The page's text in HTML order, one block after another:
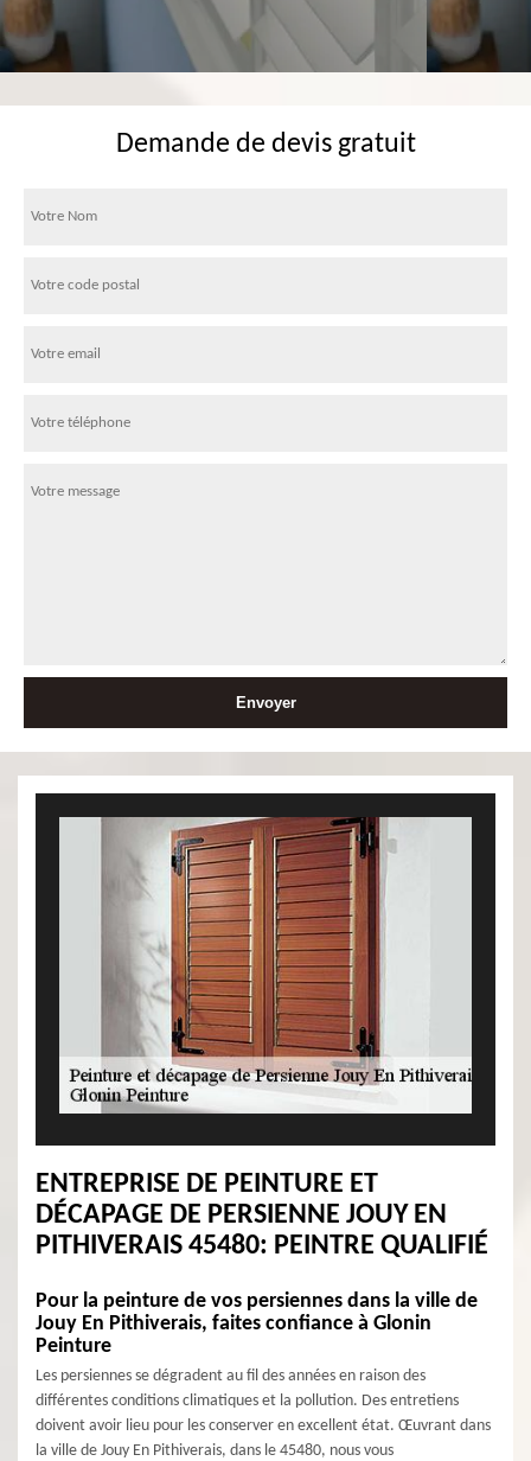
Demande de devis gratuit
ENTREPRISE DE PEINTURE ET
DÉCAPAGE DE PERSIENNE JOUY EN
PITHIVERAIS 45480: PEINTRE QUALIFIÉ
Pour la peinture de vos persiennes dans la ville de
Jouy En Pithiverais, faites confiance à Glonin
Peinture
Les persiennes se dégradent au fil des années en raison des
différentes conditions climatiques et la pollution. Des entretiens
doivent avoir lieu pour les conserver en excellent état. Œuvrant dans
la ville de Jouy En Pithiverais, dans le 45480, nous vous